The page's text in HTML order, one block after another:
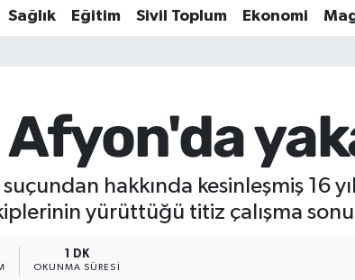
Sağlık Eğitim Sivil Toplum Ekonomi
hakkında kesinleşmiş 16
yürüttüğü titiz çalışma
1 DK
OKUNMA SÜRESI